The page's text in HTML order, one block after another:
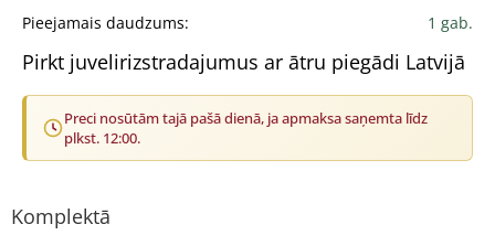
Pieejamais daudzums:
1 gab.
Pirkt juvelirizstradajumus ar ātru piegādi Latvijā
Preci nosūtām tajā pašā dienā, ja apmaksa saņemta līdz
plkst. 12:00.
Komplektā